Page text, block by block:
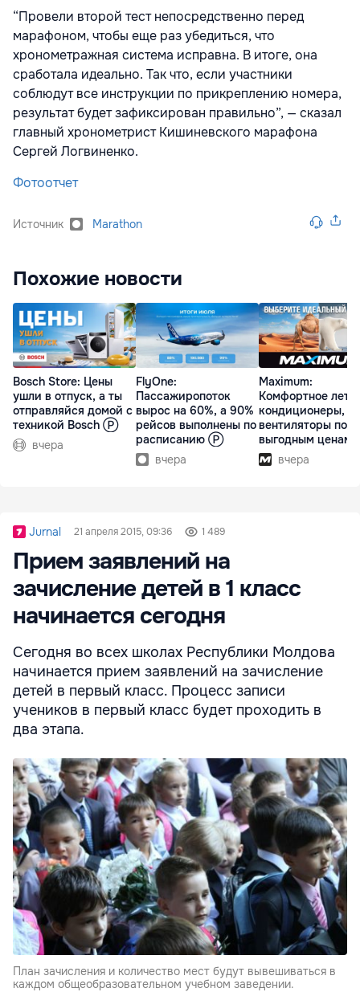
“Провели второй тест непосредственно перед
марафоном, чтобы еще раз убедиться, что
хронометражная система исправна. В итоге, она
сработала идеально. Так что, если участники
соблюдут все инструкции по прикреплению номера,
результат будет зафиксирован правильно”, — сказал
главный хронометрист Кишиневского марафона
Сергей Логвиненко.
Фотоотчет
Источник Marathon
Похожие новости
Bosch Store: Цены
ушли в отпуск, а ты
отправляйся домой с
техникой Bosch Ⓟ
вчера
FlyOne:
Пассажиропоток
вырос на 60%, а 90%
рейсов выполнены по
расписанию Ⓟ
вчера
Maximum:
Комфортное лето
кондиционеры,
вентиляторы по
выгодным
вчера
Jurnal 21 апреля 2015, 09:36 1 489
Прием заявлений на
зачисление детей в 1 класс
начинается сегодня
Сегодня во всех школах Республики Молдова
начинается прием заявлений на зачисление
детей в первый класс. Процесс записи
учеников в первый класс будет проходить в
два этапа.
План зачисления и количество мест будут вывешиваться в
каждом общеобразовательном учебном заведении.